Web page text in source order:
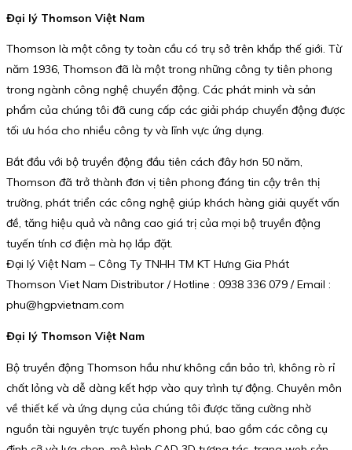
Đại lý Thomson Việt Nam
Thomson là một công ty toàn cầu có trụ sở trên khắp thế giới. Từ
năm 1936, Thomson đã là một trong những công ty tiên phong
trong ngành công nghệ chuyển động. Các phát minh và sản
phẩm của chúng tôi đã cung cấp các giải pháp chuyển động được
tối ưu hóa cho nhiều công ty và lĩnh vực ứng dụng.
Bắt đầu với bộ truyền động đầu tiên cách đây hơn 50 năm,
Thomson đã trở thành đơn vị tiên phong đáng tin cậy trên thị
trường, phát triển các công nghệ giúp khách hàng giải quyết vấn
đề, tăng hiệu quả và nâng cao giá trị của mọi bộ truyền động
tuyến tính cơ điện mà họ lắp đặt.
Đại lý Việt Nam – Công Ty TNHH TM KT Hưng Gia Phát
Thomson Viet Nam Distributor / Hotline : 0938 336 079 / Email :
phu@hgpvietnam.com
Đại lý Thomson Việt Nam
Bộ truyền động Thomson hầu như không cần bảo trì, không rò rỉ
chất lỏng và dễ dàng kết hợp vào quy trình tự động. Chuyên môn
về thiết kế và ứng dụng của chúng tôi được tăng cường nhờ
nguồn tài nguyên trực tuyến phong phú, bao gồm các công cụ